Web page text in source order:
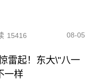
15416 08-05
雷起！东大\"八一
一样